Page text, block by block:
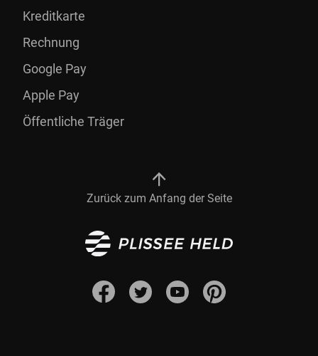
Zurück zum Anfang der Seite
Kreditkarte
Rechnung
Google Pay
Apple Pay
Öffentliche Träger